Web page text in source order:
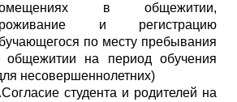
в общежитии,
и регистрацию
по месту пребывания
общежитии на период обучения
несовершеннолетних)
студента и родителей на